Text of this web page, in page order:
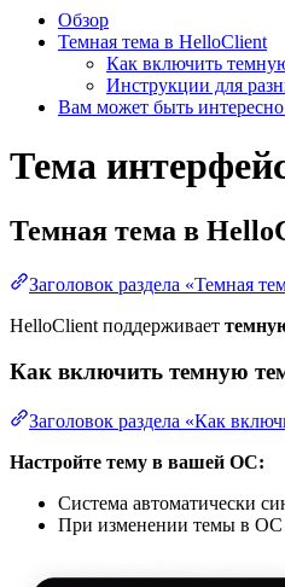
Обзор
Темная тема в HelloClient
Как включить
Инструкции для
Вам может быть
Тема
Темная тема в
Заголовок раздела «Темная
HelloClient поддерживает
Как включить темную
Заголовок раздела «Как
Настройте тему в вашей ОС:
Система автоматически
При изменении темы в ОС